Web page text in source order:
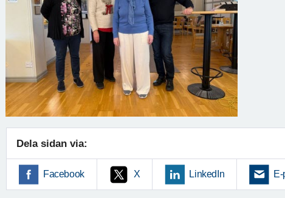
Dela sidan via:
Facebook X LinkedIn